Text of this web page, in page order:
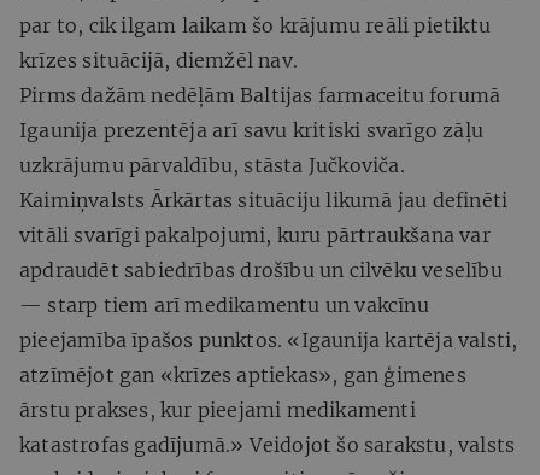
par to, cik ilgam laikam šo krājumu reāli pietiktu
krīzes situācijā, diemžēl nav.
Pirms dažām nedēļām Baltijas farmaceitu forumā
Igaunija prezentēja arī savu kritiski svarīgo zāļu
uzkrājumu pārvaldību, stāsta Jučkoviča.
Kaimiņvalsts Ārkārtas situāciju likumā jau definēti
vitāli svarīgi pakalpojumi, kuru pārtraukšana var
apdraudēt sabiedrības drošību un cilvēku veselību
— starp tiem arī medikamentu un vakcīnu
pieejamība īpašos punktos. «Igaunija kartēja valsti,
atzīmējot gan «krīzes aptiekas», gan ģimenes
ārstu prakses, kur pieejami medikamenti
katastrofas gadījumā.» Veidojot šo sarakstu, valsts